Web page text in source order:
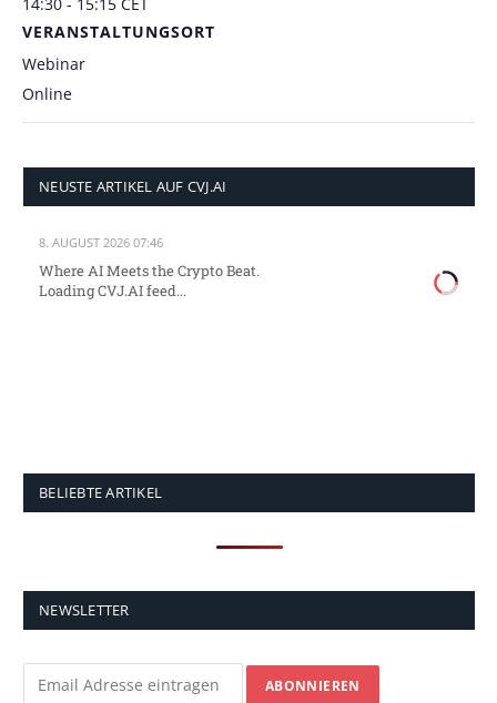
14:30 - 15:15 CET
VERANSTALTUNGSORT
Webinar
Online
NEUSTE ARTIKEL AUF CVJ.AI
8. AUGUST 2026 07:46
Where AI Meets the Crypto Beat.
Loading CVJ.AI feed...
BELIEBTE ARTIKEL
NEWSLETTER